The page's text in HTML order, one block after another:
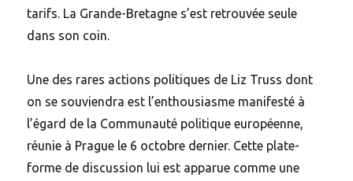
tarifs. La Grande-Bretagne s’est retrouvée seule
dans son coin.
Une des rares actions politiques de Liz Truss dont
on se souviendra est l’enthousiasme manifesté à
l’égard de la Communauté politique européenne,
réunie à Prague le 6 octobre dernier. Cette plate-
forme de discussion lui est apparue comme une